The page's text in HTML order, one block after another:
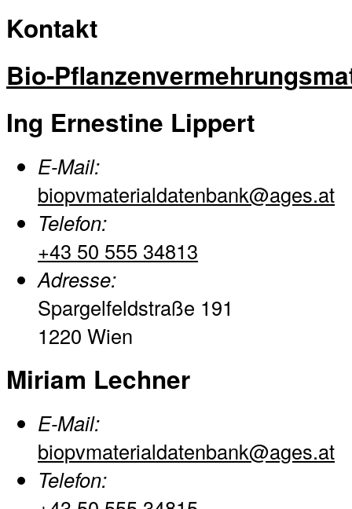
Kontakt
Bio-
Ing Ernestine Lippert
E-Mail:
biopvmaterialdatenbank@ages.at
Telefon:
+43 50 555 34813
Adresse:
Spargelfeldstraße 191
1220 Wien
Miriam Lechner
E-Mail:
biopvmaterialdatenbank@ages.at
Telefon: